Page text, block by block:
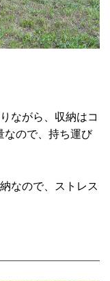
ながら、収納はコ
なので、持ち運び
なので、ストレス